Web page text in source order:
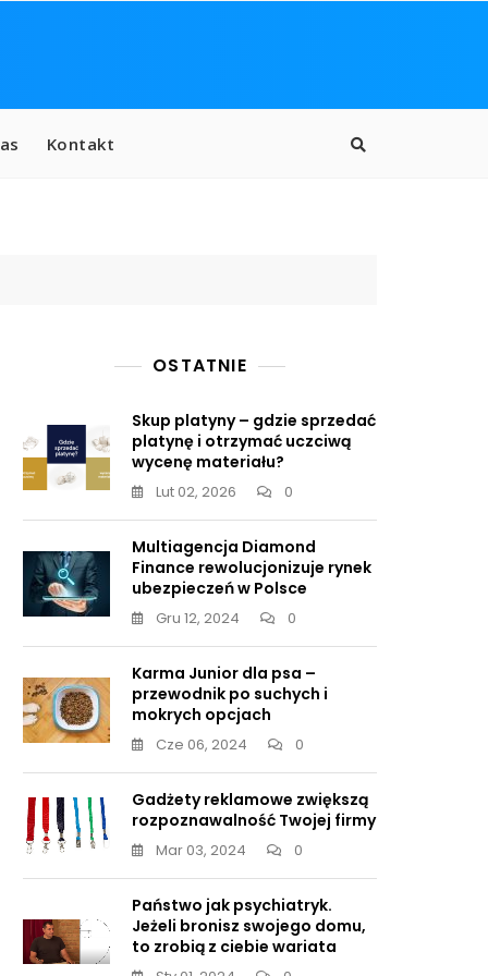
Kontakt
OSTATNIE
Skup platyny – gdzie sprzedać
platynę i otrzymać uczciwą
wycenę materiału?
Lut 02, 2026 0
Multiagencja Diamond
Finance rewolucjonizuje rynek
ubezpieczeń w Polsce
Gru 12, 2024 0
Karma Junior dla psa –
przewodnik po suchych i
mokrych opcjach
Cze 06, 2024 0
Gadżety reklamowe zwiększą
rozpoznawalność Twojej firmy
Mar 03, 2024 0
Państwo jak psychiatryk.
Jeżeli bronisz swojego domu,
to zrobią z ciebie wariata